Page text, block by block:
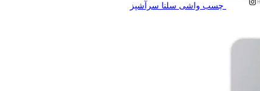
چسب واشی سلنا سرآشپز